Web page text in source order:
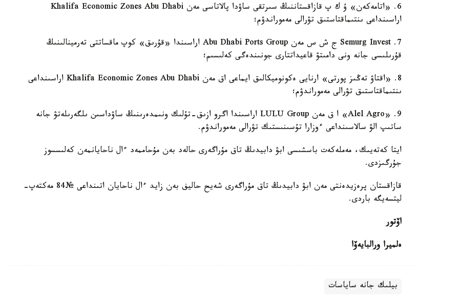
6. «اتامەكەن» ۇ ك پ قازاقستاننىڭ سىرتقى ساۋدا پالاتاسى مەن Khalifa Economic Zones Abu Dhabi
اراسىنداعى ىنتىماقتاستىق تۋرالى مەموراندۋم؛
7. Semurg Invest ج ش س مەن Abu Dhabi Ports Group اراسىندا «قۇرىق» كوپ ماقساتتى تەرمينالىنىڭ
قۇرىلىسى جانە ونى دامىتۋ قاعيداتتارى جونىندەگى كەلىسىم؛
8. «اقتاۋ تەڭىز پورتى» ارنايى ەكونوميكالىق ايماعى اق مەن Khalifa Economic Zones Abu Dhabi اراسىنداعى
ىنتىماقتاستىق تۋرالى مەموراندۋم؛
9. «Alel Agro» ا ق مەن LULU Group اراسىندا اگرو ازىق-تۇلىك ونىمدەرىنىڭ ساۋداسىن ىلگەرىلەتۋ جانە
ساتىپ الۋ سالاسىنداعى ءوزارا تۇسىنىستىك تۋرالى مەموراندۋم.
ايتا كەتەيىك، مەملەكەت باسشىسى ابۋ دابيدىڭ تاق مۇراگەرى حالەد بەن مۇحاممەد ءال ناحايانمەن كەلىسسوز
جۇرگىزدى.
قازاقستان پرەزيدەنتى مەن ابۋ دابيدىڭ تاق مۇراگەرى شەيح حاليف بەن زايد ءال ناحايان اتىنداعى №84 مەكتەپ-
ليتسەيگە باردى.
اۆتور
ەلميرا ورالبايەۆا
بيلىك جانە ساياسات